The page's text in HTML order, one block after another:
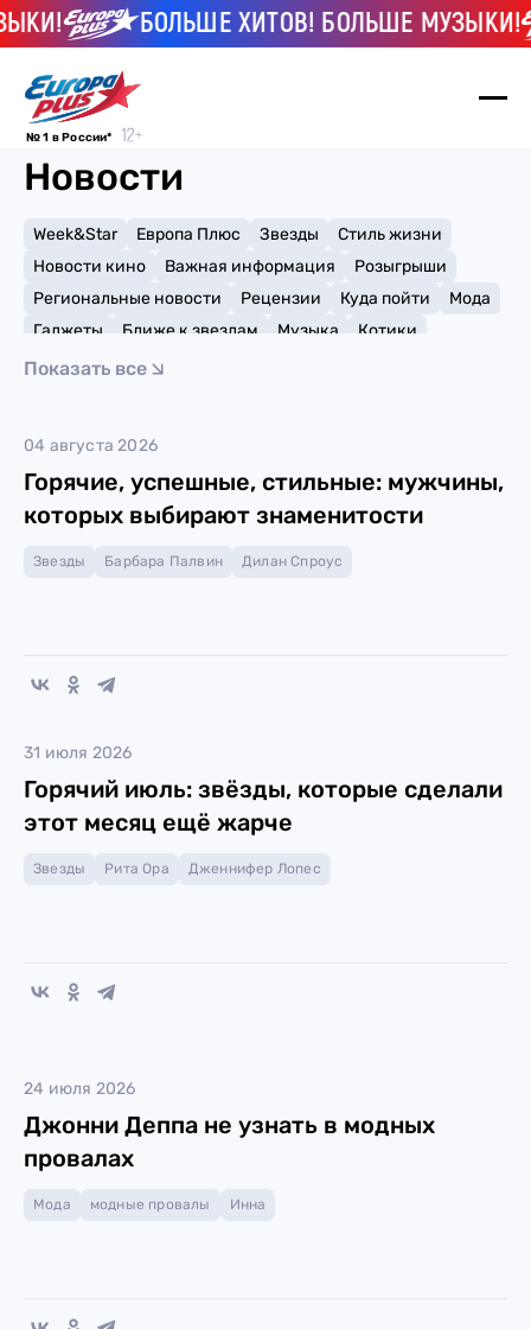
БОЛЬШЕ ХИТОВ! БОЛЬШЕ МУЗЫКИ!
№ 1 в России*
Новости
Week&Star Европа Плюс Звезды
Стиль жизни
Новости кино
Важная информация
Розыгрыши
Региональные новости
Рецензии Куда пойти
Мода
Гаджеты
Ближе к звездам Музыка
Котики
Мемы и тренды
Показать все
04 августа 2026
Горячие, успешные, стильные: мужчины,
которых выбирают знаменитости
Звезды Барбара Палвин Дилан Спроус
31 июля 2026
Горячий июль: звёзды, которые сделали
этот месяц ещё жарче
Звезды Рита Ора Дженнифер Лопес
24 июля 2026
Джонни Деппа не узнать в модных
провалах
Мода модные провалы Инна